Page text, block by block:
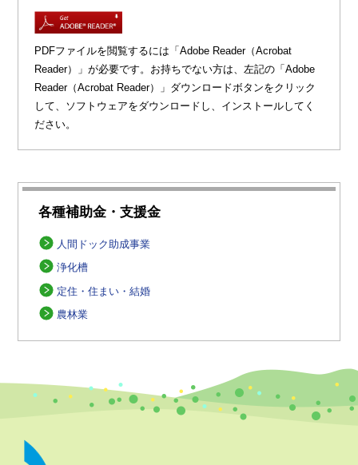
各種補助金・支援金
人間ドック助成事業
浄化槽
定住・住まい・結婚
農林業
PDFファイルを閲覧するには「Adobe Reader（Acrobat
Reader）」が必要です。お持ちでない方は、左記の「Adobe
Reader（Acrobat Reader）」ダウンロードボタンをクリック
して、ソフトウェアをダウンロードし、インストールしてく
ださい。